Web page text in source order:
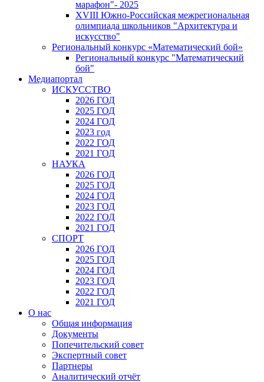
марафон"- 2025
XVIII Южно-Российская межрегиональная
олимпиада школьников "Архитектура и
искусство"
Региональный конкурс «Математический бой»
Региональный конкурс "Математический
бой"
Медиапортал
ИСКУССТВО
2026 ГОД
2025 ГОД
2024 ГОД
2023 год
2022 ГОД
2021 ГОД
НАУКА
2026 ГОД
2025 ГОД
2024 ГОД
2023 ГОД
2022 ГОД
2021 ГОД
СПОРТ
2026 ГОД
2025 ГОД
2024 ГОД
2023 ГОД
2022 ГОД
2021 ГОД
О нас
Общая информация
Документы
Попечительский совет
Экспертный совет
Партнеры
Аналитический отчёт